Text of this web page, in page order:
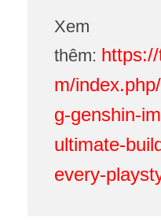
Xem
thêm:
m/
g-genshin-
ultimate-
every-